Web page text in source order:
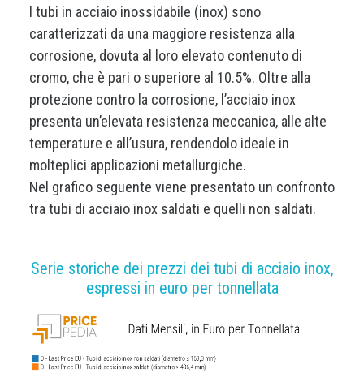
I tubi in acciaio inossidabile (inox) sono
caratterizzati da una maggiore resistenza alla
corrosione, dovuta al loro elevato contenuto di
cromo, che è pari o superiore al 10.5%. Oltre alla
protezione contro la corrosione, l’acciaio inox
presenta un’elevata resistenza meccanica, alle alte
temperature e all’usura, rendendolo ideale in
molteplici applicazioni metallurgiche.
Nel grafico seguente viene presentato un confronto
tra tubi di acciaio inox saldati e quelli non saldati.
Serie storiche dei prezzi dei tubi di acciaio inox,
espressi in euro per tonnellata